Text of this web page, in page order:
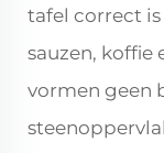
tafel correct
sauzen, koffie
vormen geen